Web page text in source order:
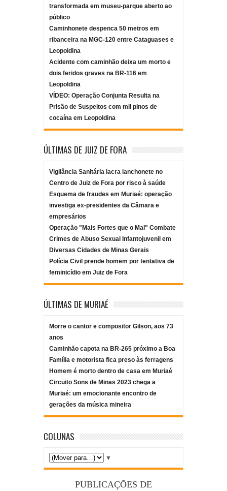
transformada em museu-parque aberto ao
público
Caminhonete despenca 50 metros em
ribanceira na MGC-120 entre Cataguases e
Leopoldina
Acidente com caminhão deixa um morto e
dois feridos graves na BR-116 em
Leopoldina
VÍDEO: Operação Conjunta Resulta na
Prisão de Suspeitos com mil pinos de
cocaína em Leopoldina
ÚLTIMAS DE JUIZ DE FORA
Vigilância Sanitária lacra lanchonete no
Centro de Juiz de Fora por risco à saúde
Esquema de fraudes em Muriaé: operação
investiga ex-presidentes da Câmara e
empresários
Operação "Mais Fortes que o Mal" Combate
Crimes de Abuso Sexual Infantojuvenil em
Diversas Cidades de Minas Gerais
Polícia Civil prende homem por tentativa de
feminicídio em Juiz de Fora
ÚLTIMAS DE MURIAÉ
Morre o cantor e compositor Gilson, aos 73
anos
Caminhão capota na BR-265 próximo a Boa
Família e motorista fica preso às ferragens
Homem é morto dentro de casa em Muriaé
Circuito Sons de Minas 2023 chega a
Muriaé: um emocionante encontro de
gerações da música mineira
COLUNAS
▼
PUBLICAÇÕES DE